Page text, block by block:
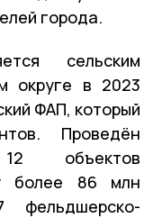
города.
сельским
округе в 2023
ФАП, который
Проведён
объектов
более 86 млн